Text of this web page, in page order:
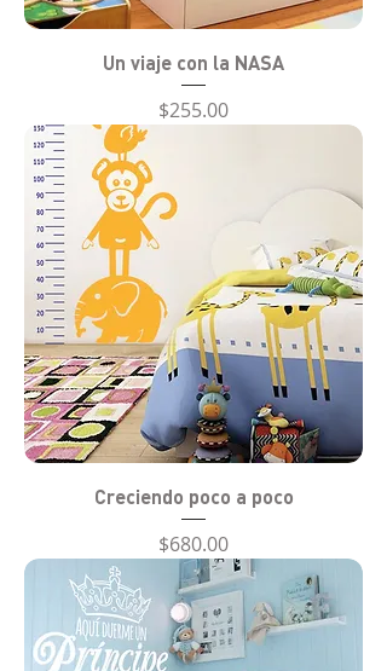
Un viaje con la NASA
Precio
$255.00
Creciendo poco a poco
Precio
$680.00